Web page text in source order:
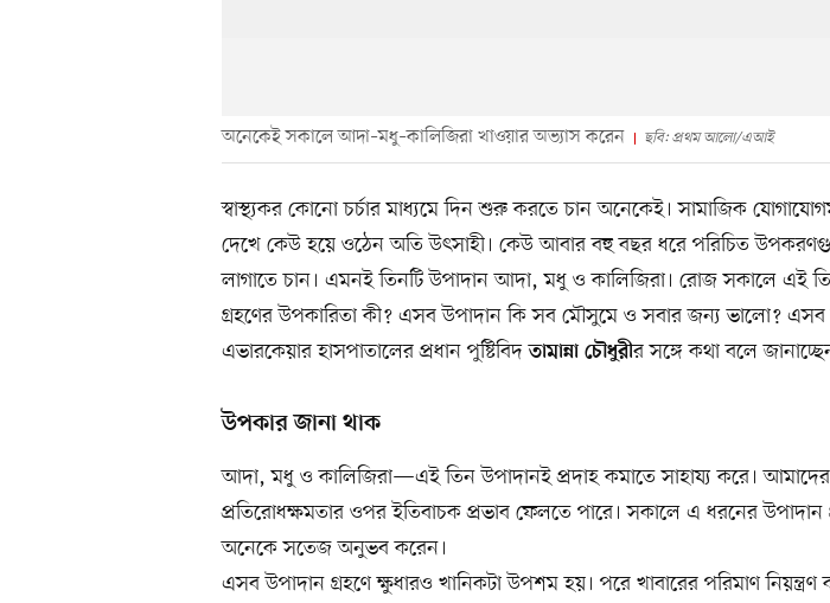
অনেকেই সকালে আদা–মধু–কালিজিরা খাওয়ার অভ্যাস করেন ছবি: প্রথম আলো/এআই
স্বাস্থ্যকর কোনো চর্চার মাধ্যমে দিন শুরু করতে চান অনেকেই। সামাজিক
দেখে কেউ হয়ে ওঠেন অতি উৎসাহী। কেউ আবার বহু বছর ধরে পরিচিত
লাগাতে চান। এমনই তিনটি উপাদান আদা, মধু ও কালিজিরা। রোজ সকালে এই
গ্রহণের উপকারিতা কী? এসব উপাদান কি সব মৌসুমে ও সবার জন্য ভালো? এসব
এভারকেয়ার হাসপাতালের প্রধান পুষ্টিবিদতামান্না চৌধুরীর সঙ্গে কথা বলে
উপকার জানা থাক
আদা, মধু ও কালিজিরা—এই তিন উপাদানই প্রদাহ কমাতে সাহায্য করে।
প্রতিরোধক্ষমতার ওপর ইতিবাচক প্রভাব ফেলতে পারে। সকালে এ ধরনের উপাদান
অনেকে সতেজ অনুভব করেন।
এসব উপাদান গ্রহণে ক্ষুধারও খানিকটা উপশম হয়। পরে খাবারের পরিমাণ